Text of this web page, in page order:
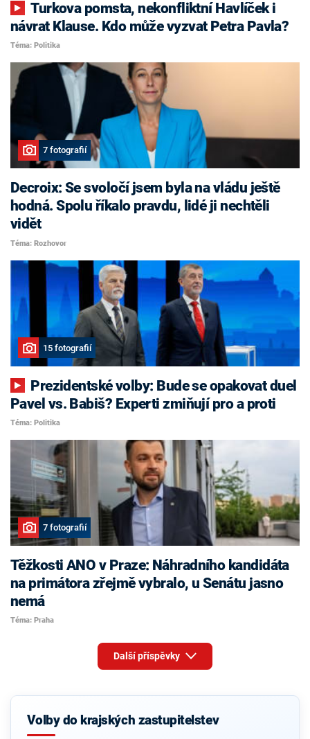
Turkova pomsta, nekonfliktní Havlíček i
návrat Klause. Kdo může vyzvat Petra Pavla?
Téma: Politika
7 fotografií
Decroix: Se svoločí jsem byla na vládu ještě
hodná. Spolu říkalo pravdu, lidé ji nechtěli
vidět
Téma: Rozhovor
15 fotografií
Pavel vs. Babiš? Experti zmiňují pro a proti
Téma: Politika
7 fotografií
Těžkosti ANO v Praze: Náhradního kandidáta
na primátora zřejmě vybralo, u Senátu jasno
nemá
Téma: Praha
Další příspěvky
Volby do krajských zastupitelstev